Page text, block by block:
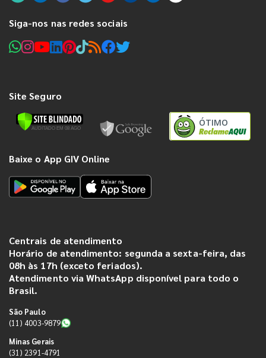
Siga-nos nas redes sociais
Site Seguro
ÓTIMO
Baixe o App GIV Online
Centrais de atendimento
Horário de atendimento: segunda a sexta-feira, das
08h às 17h (exceto feriados).
Atendimento via WhatsApp disponível para todo o
Brasil.
São Paulo
(11) 4003-9879
Minas Gerais
(31) 2391-4791